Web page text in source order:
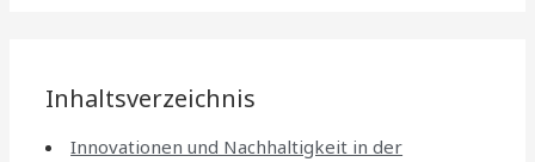
Inhaltsverzeichnis
Innovationen und Nachhaltigkeit in der